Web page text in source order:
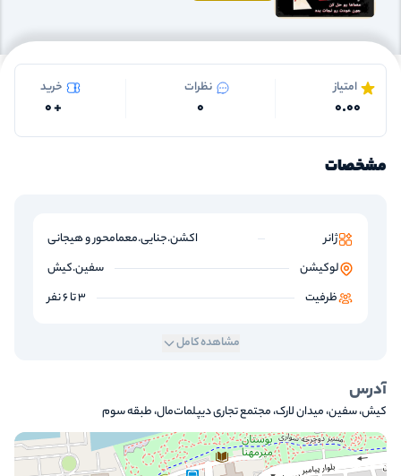
امتیاز
0.00
نظرات
0
خرید
+
0
مشخصات
ژانر
اکشن.جنایی.معمامحور و هیجانی
لوکیشن
سفین.کیش
ظرفیت
3 تا 6 نفر
مشاهده کامل
آدرس
کیش، سفین، میدان لارک، مجتمع تجاری دیپلمات‌مال، طبقه سوم